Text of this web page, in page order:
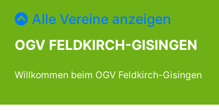
Alle Vereine anzeigen
OGV FELDKIRCH-GISINGEN
Willkommen beim OGV Feldkirch-Gisingen